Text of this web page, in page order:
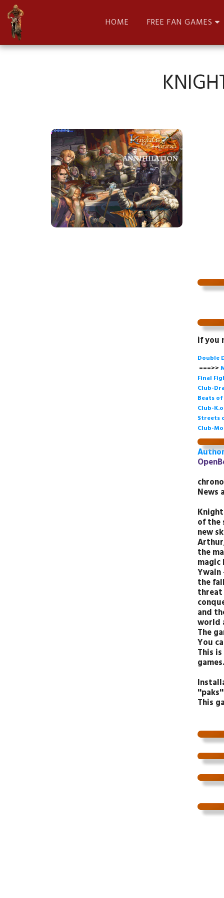
HOME FREE FAN GAMES
if you
Double
===>>
Final
Club-
Beats of
Club-
Streets
Club-
News
of the
new
the
the
threat
and
world
The
You
This
games.
This